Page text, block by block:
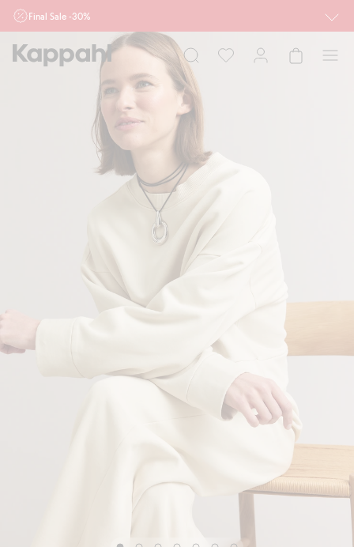
Final Sale -30%
Ważne przy zakupie min. 2 sztuk produktów włączonych w ofertę, również z
działu outlet do 10.8 w sklepach Kappahl i Newbie oraz na kappahl.com. Ofert
nie łączymy
Mężczyzna Dziecko